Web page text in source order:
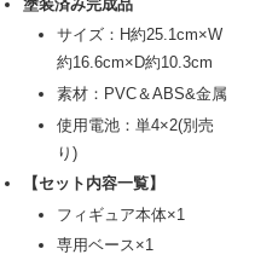
塗装済み完成品
サイズ：H約25.1cm×W
約16.6cm×D約10.3cm
素材：PVC＆ABS&金属
使用電池：単4×2(別売
り)
【セット内容一覧】
フィギュア本体×1
専用ベース×1